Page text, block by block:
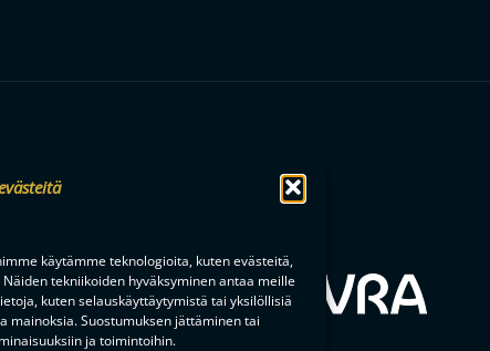
käytämme teknologioita, kuten evästeitä,
tekniikoiden hyväksyminen antaa meille
kuten selauskäyttäytymistä tai yksilöllisiä
mainoksia. Suostumuksen jättäminen tai
ja toimintoihin.